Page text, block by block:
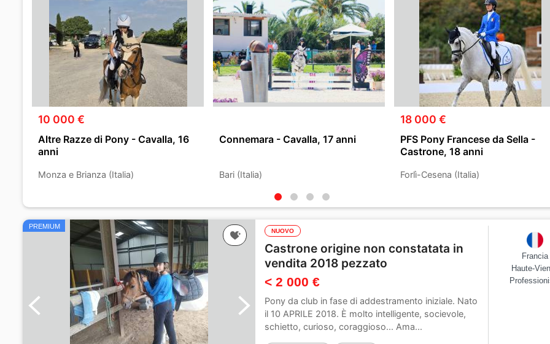
10 000 €
Altre Razze di Pony - Cavalla, 16
anni
Monza e Brianza (Italia)
Connemara - Cavalla, 17 anni
Bari (Italia)
18 000 €
PFS Pony Francese da Sella -
Castrone, 18 anni
Forlì-Cesena (Italia)
PREMIUM
NUOVO
Castrone origine non constatata in
vendita 2018 pezzato
< 2 000 €
Pony da club in fase di addestramento iniziale. Nato
il 10 APRILE 2018. È molto intelligente, socievole,
schietto, curioso, coraggioso... Ama...
Francia
Haute-